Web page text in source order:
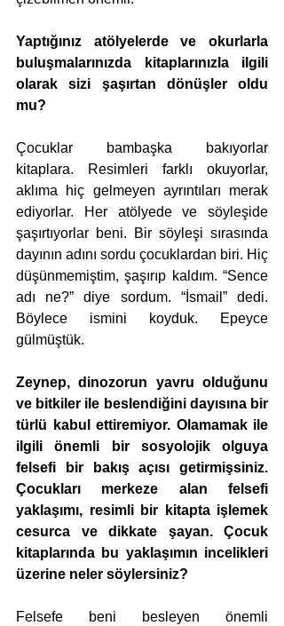
Yaptığınız atölyelerde ve okurlarla
buluşmalarınızda kitaplarınızla ilgili
olarak sizi şaşırtan dönüşler oldu
mu?
Çocuklar bambaşka bakıyorlar
kitaplara. Resimleri farklı okuyorlar,
aklıma hiç gelmeyen ayrıntıları merak
ediyorlar. Her atölyede ve söyleşide
şaşırtıyorlar beni. Bir söyleşi sırasında
dayının adını sordu çocuklardan biri. Hiç
düşünmemiştim, şaşırıp kaldım. “Sence
adı ne?” diye sordum. “İsmail” dedi.
Böylece ismini koyduk. Epeyce
gülmüştük.
Zeynep, dinozorun yavru olduğunu
ve bitkiler ile beslendiğini dayısına bir
türlü kabul ettiremiyor. Olamamak ile
ilgili önemli bir sosyolojik olguya
felsefi bir bakış açısı getirmişsiniz.
Çocukları merkeze alan felsefi
yaklaşımı, resimli bir kitapta işlemek
cesurca ve dikkate şayan. Çocuk
kitaplarında bu yaklaşımın incelikleri
üzerine neler söylersiniz?
Felsefe beni besleyen önemli